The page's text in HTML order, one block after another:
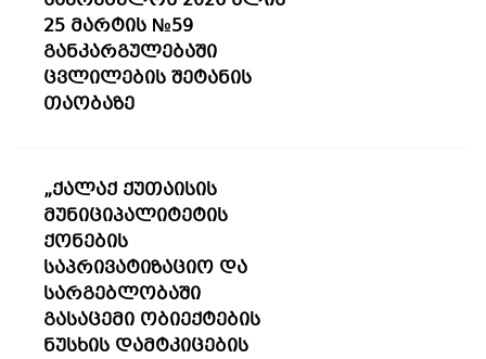
25 მარტის №59
განკარგულებაში
ცვლილების შეტანის
თაობაზე
„ქალაქ ქუთაისის
მუნიციპალიტეტის
ქონების
საპრივატიზაციო და
სარგებლობაში
გასაცემი ობიექტების
ნუსხის დამტკიცების